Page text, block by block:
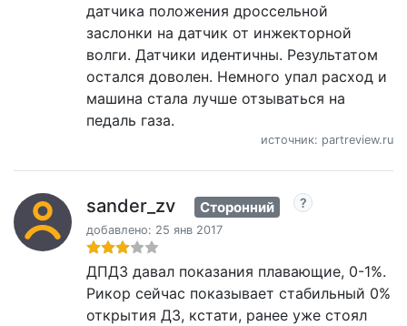
датчика положения дроссельной
заслонки на датчик от инжекторной
волги. Датчики идентичны. Результатом
остался доволен. Немного упал расход и
машина стала лучше отзываться на
педаль газа.
источник: partreview.ru
sander_zv Сторонний
добавлено: 25 янв 2017
ДПДЗ давал показания плавающие, 0-1%.
Рикор сейчас показывает стабильный 0%
открытия ДЗ, кстати, ранее уже стоял